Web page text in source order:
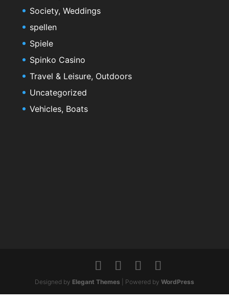
Society, Weddings
spellen
Spiele
Spinko Casino
Travel & Leisure, Outdoors
Uncategorized
Vehicles, Boats
Designed by Elegant Themes | Powered by WordPress